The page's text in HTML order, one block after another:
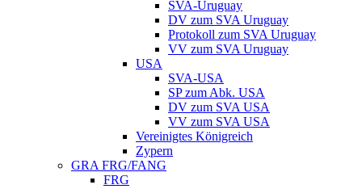
SVA-Uruguay
DV zum SVA Uruguay
Protokoll zum SVA Uruguay
VV zum SVA Uruguay
USA
SVA-USA
SP zum Abk. USA
DV zum SVA USA
VV zum SVA USA
Vereinigtes Königreich
Zypern
GRA FRG/FANG
FRG